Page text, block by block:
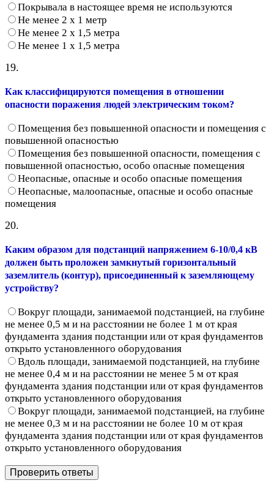
Покрывала в настоящее время не используются
Не менее 2 х 1 метр
Не менее 2 х 1,5 метра
Не менее 1 х 1,5 метра
19.
Как классифицируются помещения в отношении
опасности поражения людей электрическим током?
Помещения без повышенной опасности и помещения с
повышенной опасностью
Помещения без повышенной опасности, помещения с
повышенной опасностью, особо опасные помещения
Неопасные, опасные и особо опасные помещения
Неопасные, малоопасные, опасные и особо опасные
помещения
20.
Каким образом для подстанций напряжением 6-10/0,4 кВ
должен быть проложен замкнутый горизонтальный
заземлитель (контур), присоединенный к заземляющему
устройству?
Вокруг площади, занимаемой подстанцией, на глубине
не менее 0,5 м и на расстоянии не более 1 м от края
фундамента здания подстанции или от края фундаментов
открыто установленного оборудования
Вдоль площади, занимаемой подстанцией, на глубине
не менее 0,4 м и на расстоянии не менее 5 м от края
фундамента здания подстанции или от края фундаментов
открыто установленного оборудования
Вокруг площади, занимаемой подстанцией, на глубине
не менее 0,3 м и на расстоянии не более 10 м от края
фундамента здания подстанции или от края фундаментов
открыто установленного оборудования